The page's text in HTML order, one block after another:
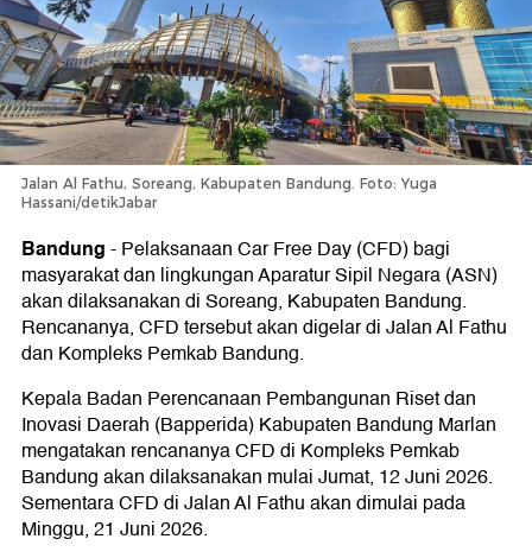
Jalan Al Fathu, Soreang, Kabupaten Bandung. Foto: Yuga
Hassani/detikJabar
Bandung-Pelaksanaan Car Free Day (CFD) bagi
masyarakat dan lingkungan Aparatur Sipil Negara (ASN)
akan dilaksanakan di Soreang, Kabupaten Bandung.
Rencananya, CFD tersebut akan digelar di Jalan Al Fathu
dan Kompleks Pemkab Bandung.
Kepala Badan Perencanaan Pembangunan Riset dan
Inovasi Daerah (Bapperida) Kabupaten Bandung Marlan
mengatakan rencananya CFD di Kompleks Pemkab
Bandung akan dilaksanakan mulai Jumat, 12 Juni 2026.
Sementara CFD di Jalan Al Fathu akan dimulai pada
Minggu, 21 Juni 2026.